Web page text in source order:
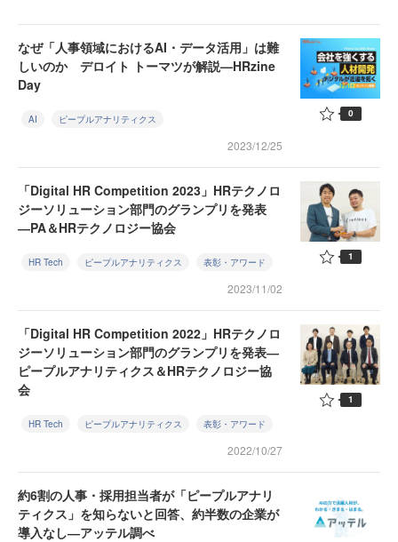
なぜ「人事領域におけるAI・データ活用」は難
しいのか デロイト トーマツが解説—HRzine
Day
AI ピープルアナリティクス
2023/12/25
0
「Digital HR Competition 2023」HRテクノロ
ジーソリューション部門のグランプリを発表
―PA＆HRテクノロジー協会
HR Tech ピープルアナリティクス 表彰・アワード
2023/11/02
1
「Digital HR Competition 2022」HRテクノロ
ジーソリューション部門のグランプリを発表―
ピープルアナリティクス＆HRテクノロジー協
会
HR Tech ピープルアナリティクス 表彰・アワード
2022/10/27
1
約6割の人事・採用担当者が「ピープルアナリ
ティクス」を知らないと回答、約半数の企業が
導入なし―アッテル調べ